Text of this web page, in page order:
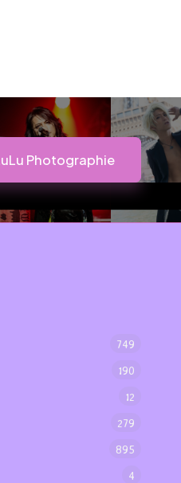
Photographie
749
190
12
279
895
4